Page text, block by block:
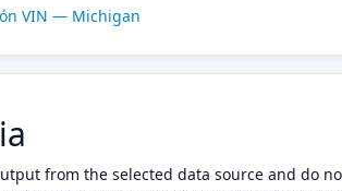
VIN — Michigan
from the selected data source and do